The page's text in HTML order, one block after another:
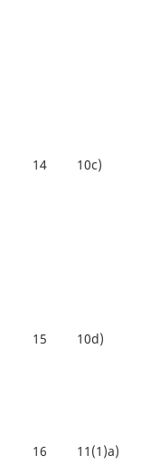
14 10c)
15 10d)
16 11(1)a)